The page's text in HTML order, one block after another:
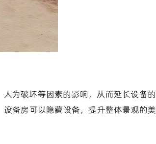
为破坏等因素的影响，从而延长设备的
备房可以隐藏设备，提升整体景观的美